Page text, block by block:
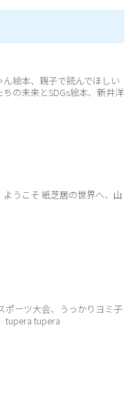
絵本、親子で読んでほしい
の未来とSDGs絵本、新井洋
うこそ 紙芝居の世界へ、山
ポーツ大会、うっかりヨミ子
tupera tupera